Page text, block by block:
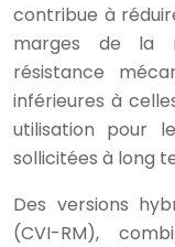
contribue à
marges de la
résistance
inférieures à
utilisation pour
sollicitées à long
Des versions
(CVI-RM),